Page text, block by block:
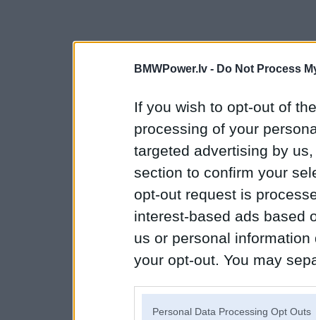
BMWPower.lv - Do Not Process
If you wish to opt-out of
processing of your
targeted advertising by
section to confirm your
opt-out request is
interest-based ads based
us or personal
your opt-out. You may
Personal Data Processing Opt Outs